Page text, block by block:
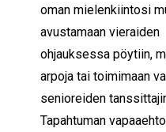
oman mielenkiintosi
avustamaan vieraiden
ohjauksessa pöytiin,
arpoja tai toimimaan
senioreiden
Tapahtuman